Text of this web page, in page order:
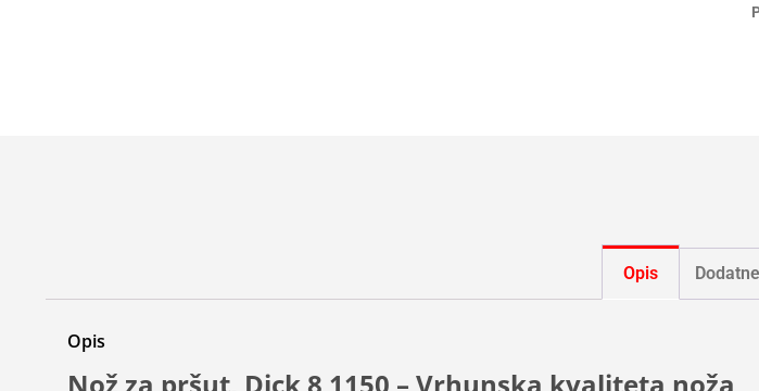
Opis
Opis
Nož za pršut, Dick 8 1150 – Vrhunska kvaliteta noža